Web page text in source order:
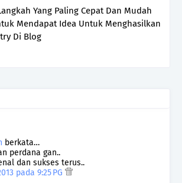
Yang Paling Cepat Dan Mudah
Mendapat Idea Untuk Menghasilkan
Di Blog
berkata…
perdana gan..
dan sukses terus..
pada 9:25 PG